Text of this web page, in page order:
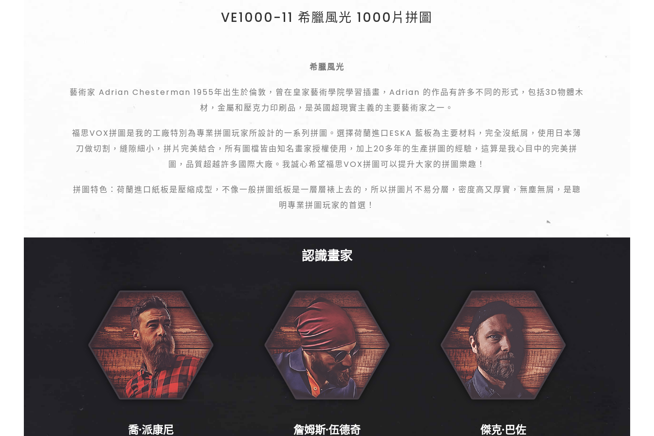
VE1000-11 希臘風光 1000片拼圖
希臘風光
藝術家 Adrian Chesterman 1955年出生於倫敦，曾在皇家藝術學院學習插畫，Adrian 的作品有許多不同的形式，包括3D物體木
材，金屬和壓克力印刷品，是英國超現實主義的主要藝術家之一。
福思VOX拼圖是我的工廠特別為專業拼圖玩家所設計的一系列拼圖。選擇荷蘭進口ESKA 藍板為主要材料，完全沒紙屑，使用日本薄
刀做切割，縫隙細小，拼片完美結合，所有圖檔皆由知名畫家授權使用，加上20多年的生產拼圖的經驗，這算是我心目中的完美拼
圖，品質超越許多國際大廠。我誠心希望福思VOX拼圖可以提升大家的拼圖樂趣！
拼圖特色：荷蘭進口紙板是壓縮成型，不像一般拼圖纸板是一層層裱上去的，所以拼圖片不易分層，密度高又厚實，無塵無屑，是聰
明專業拼圖玩家的首選！
認識畫家
喬·派康尼 詹姆斯·伍德奇 傑克·巴佐